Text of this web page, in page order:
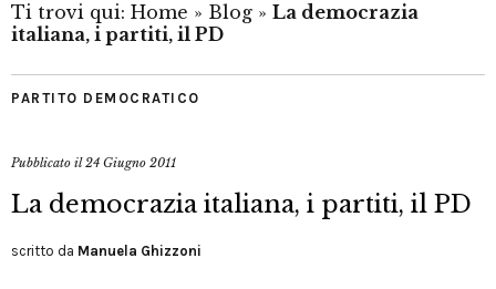
Ti trovi qui: Home » Blog » La democrazia
italiana, i partiti, il PD
PARTITO DEMOCRATICO
Pubblicato il24 Giugno 2011
La democrazia italiana, i partiti, il PD
scritto da Manuela Ghizzoni